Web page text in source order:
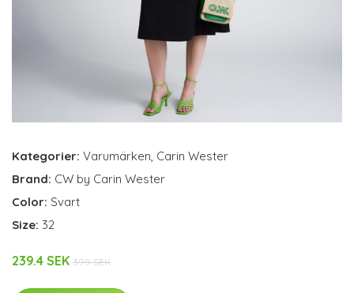
Kategorier: Varumärken, Carin Wester
Brand: CW by Carin Wester
Color: Svart
Size: 32
239.4 SEK 399 SEK